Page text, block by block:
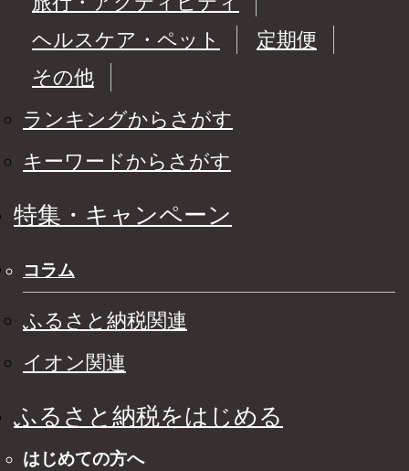
ヘルスケア・ペット
定期便
その他
ランキングからさがす
キーワードからさがす
特集・キャンペーン
コラム
ふるさと納税関連
イオン関連
ふるさと納税をはじめる
はじめての方へ